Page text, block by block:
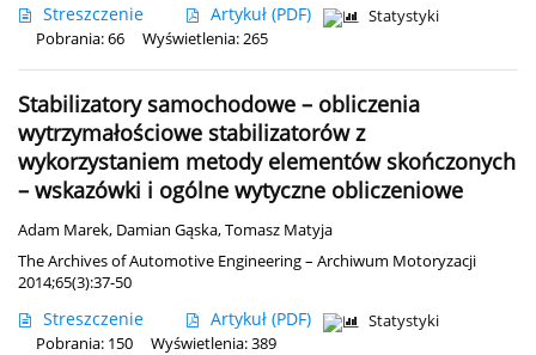
Streszczenie Artykuł (PDF)
Statystyki
Pobrania: 66
Wyświetlenia: 265
Stabilizatory samochodowe – obliczenia
wytrzymałościowe stabilizatorów z
wykorzystaniem metody elementów skończonych
– wskazówki i ogólne wytyczne obliczeniowe
Adam Marek, Damian Gąska,Tomasz Matyja
The Archives of Automotive Engineering – Archiwum Motoryzacji
2014;65(3):37-50
Streszczenie Artykuł (PDF)
Statystyki
Pobrania: 150
Wyświetlenia: 389